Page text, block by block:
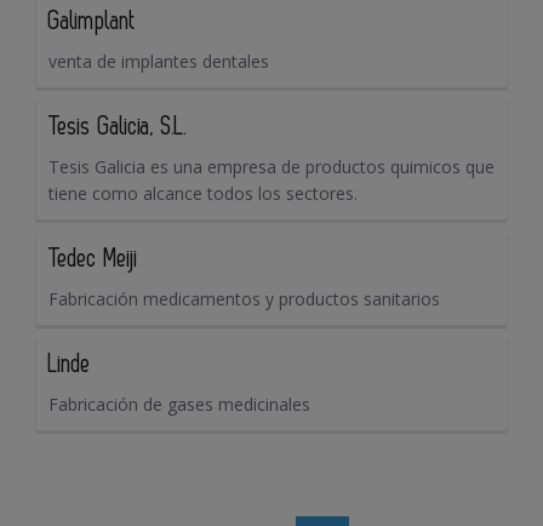
Galimplant
venta de implantes dentales
Tesis Galicia, S.L.
Tesis Galicia es una empresa de productos quimicos que
tiene como alcance todos los sectores.
Tedec Meiji
Fabricación medicamentos y productos sanitarios
Linde
Fabricación de gases medicinales